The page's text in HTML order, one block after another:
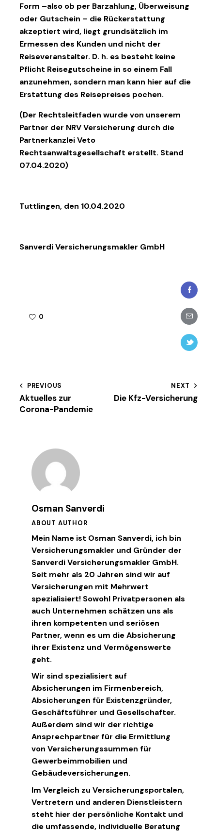
Form –also ob per Barzahlung, Überweisung
oder Gutschein – die Rückerstattung
akzeptiert wird, liegt grundsätzlich im
Ermessen des Kunden und nicht der
Reiseveranstalter. D. h. es besteht keine
Pflicht Reisegutscheine in so einem Fall
anzunehmen, sondern man kann hier auf die
Erstattung des Reisepreises pochen.
(Der Rechtsleitfaden wurde von unserem
Partner der NRV Versicherung durch die
Partnerkanzlei Veto
Rechtsanwaltsgesellschaft erstellt. Stand
07.04.2020)
Tuttlingen, den 10.04.2020
Sanverdi Versicherungsmakler GmbH
0
Facebook
Share-
email
Twitter-
Beitragsnavigation
PREVIOUS
Aktuelles zur
Corona-Pandemie
NEXT
Die Kfz-Versicherung
Osman Sanverdi
ABOUT AUTHOR
Mein Name ist Osman Sanverdi, ich bin
Versicherungsmakler und Gründer der
Sanverdi Versicherungsmakler GmbH.
Seit mehr als 20 Jahren sind wir auf
Versicherungen mit Mehrwert
spezialisiert! Sowohl Privatpersonen als
auch Unternehmen schätzen uns als
ihren kompetenten und seriösen
Partner, wenn es um die Absicherung
ihrer Existenz und Vermögenswerte
geht.
Wir sind spezialisiert auf
Absicherungen im Firmenbereich,
Absicherungen für Existenzgründer,
Geschäftsführer und Gesellschafter.
Außerdem sind wir der richtige
Ansprechpartner für die Ermittlung
von Versicherungssummen für
Gewerbeimmobilien und
Gebäudeversicherungen.
Im Vergleich zu Versicherungsportalen,
Vertretern und anderen Dienstleistern
steht hier der persönliche Kontakt und
die umfassende, individuelle Beratung